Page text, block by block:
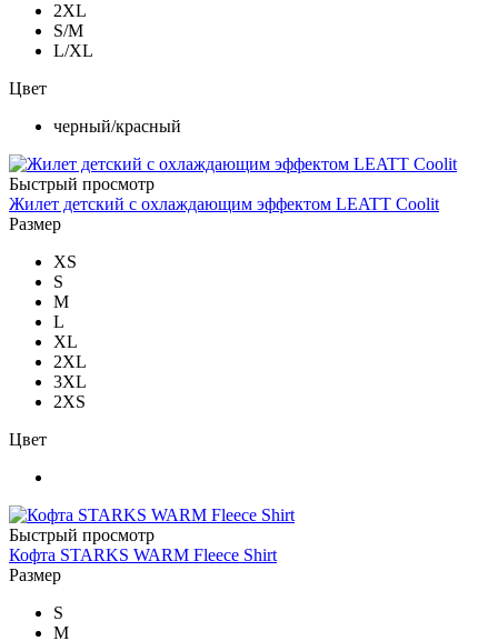
2XL
S/M
L/XL
Цвет
черный/красный
Быстрый просмотр
Жилет детский с охлаждающим эффектом LEATT Coolit
Размер
XS
S
M
L
XL
2XL
3XL
2XS
Цвет
Быстрый просмотр
Кофта STARKS WARM Fleece Shirt
Размер
S
M